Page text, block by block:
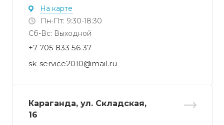
На карте
Пн-Пт: 9:30-18:30
Cб-Вс: Выходной
+7 705 833 56 37
sk-service2010@mail.ru
Караганда, ул. Складская,
16